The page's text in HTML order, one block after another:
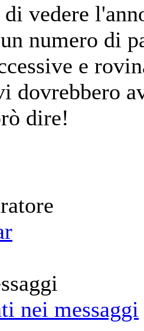
vedere
numero di
e
dovrebbero
dire!